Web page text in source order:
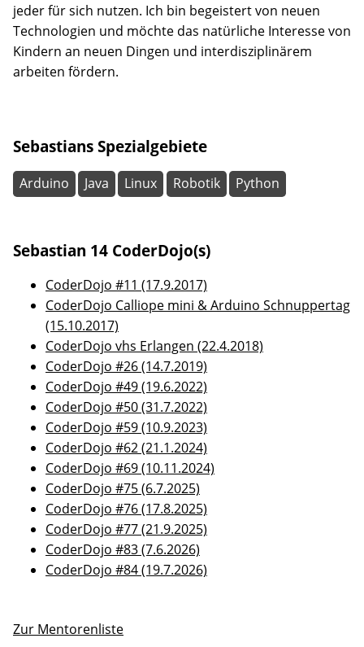
jeder für sich nutzen. Ich bin begeistert von neuen
Technologien und möchte das natürliche Interesse von
Kindern an neuen Dingen und interdisziplinärem
arbeiten fördern.
Sebastians Spezialgebiete
Arduino Java Linux Robotik Python
Sebastian 14 CoderDojo(s)
CoderDojo #11 (17.9.2017)
CoderDojo Calliope mini & Arduino Schnuppertag
(15.10.2017)
CoderDojo vhs Erlangen (22.4.2018)
CoderDojo #26 (14.7.2019)
CoderDojo #49 (19.6.2022)
CoderDojo #50 (31.7.2022)
CoderDojo #59 (10.9.2023)
CoderDojo #62 (21.1.2024)
CoderDojo #69 (10.11.2024)
CoderDojo #75 (6.7.2025)
CoderDojo #76 (17.8.2025)
CoderDojo #77 (21.9.2025)
CoderDojo #83 (7.6.2026)
CoderDojo #84 (19.7.2026)
Zur Mentorenliste